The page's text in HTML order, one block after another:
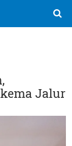
Jalur